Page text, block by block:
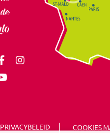
PRIVACYBELEID COOKIES